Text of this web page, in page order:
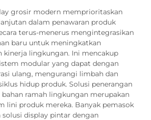
grosir modern memprioritaskan
dalam penawaran produk
terus-menerus mengintegrasikan
baru untuk meningkatkan
kinerja lingkungan. Ini mencakup
modular yang dapat dengan
ulang, mengurangi limbah dan
hidup produk. Solusi penerangan
ramah lingkungan merupakan
lini produk mereka. Banyak pemasok
display pintar dengan